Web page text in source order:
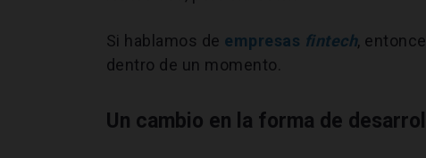
Si hablamos de empresas fintech,
dentro de un momento.
Un cambio en la forma de